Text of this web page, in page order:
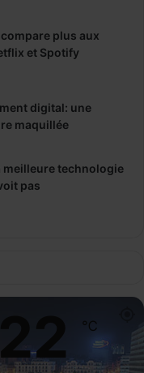
plus aux
et Spotify
digital: une
maquillée
meilleure technologie
pas
22 ℃